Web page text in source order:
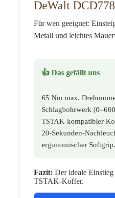
DeWalt
Für wen geeignet:
Metall und leichtes
👍 Das gefällt uns
65 Nm max.
Schlagbohrwerk
TSTAK-kompatibler
20-Sekunden-
ergonomischer Softgrip.
Fazit: Der ideale
TSTAK-Koffer.